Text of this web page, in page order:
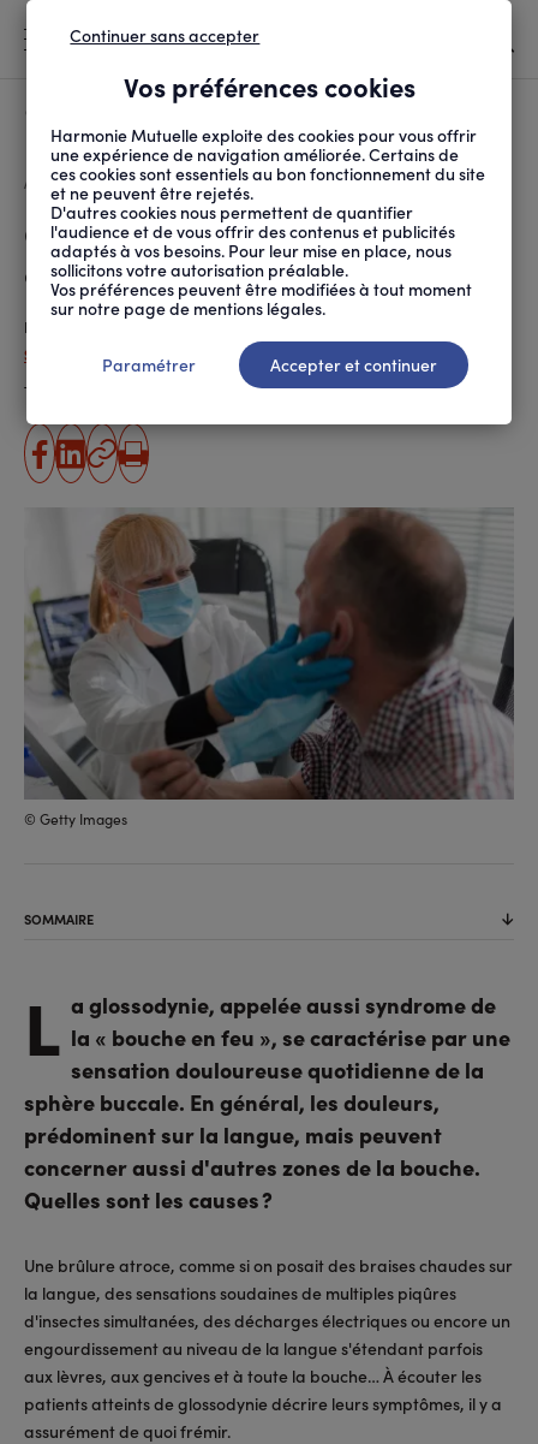
D'ARIANE
ACCUEIL SANTÉ ET SOINS MALADIES ET TRAITEMENTS GLOSSODYNIE : QUAND ...
Glossodynie : quand la bouche
est en feu
Publié le
Sandrine Letellier
Temps de lecture estimé 6 minute(s)
partager
facebook
partager
linkedin
Copier
l'URL
Imprimer
© Getty Images
SOMMAIRE
L a glossodynie, appelée aussi syndrome de
la « bouche en feu », se caractérise par une
sensation douloureuse quotidienne de la
sphère buccale. En général, les douleurs,
prédominent sur la langue, mais peuvent
concerner aussi d'autres zones de la bouche.
Quelles sont les causes ?
Une brûlure atroce, comme si on posait des braises chaudes sur
la langue, des sensations soudaines de multiples piqûres
d'insectes simultanées, des décharges électriques ou encore un
engourdissement au niveau de la langue s'étendant parfois
aux lèvres, aux gencives et à toute la bouche… À écouter les
patients atteints de glossodynie décrire leurs symptômes, il y a
assurément de quoi frémir.
Vos préférences cookies
Harmonie Mutuelle exploite des cookies pour vous offrir
une expérience de navigation améliorée. Certains de
ces cookies sont essentiels au bon fonctionnement du site
et ne peuvent être rejetés.
D'autres cookies nous permettent de quantifier
l'audience et de vous offrir des contenus et publicités
adaptés à vos besoins. Pour leur mise en place, nous
sollicitons votre autorisation préalable.
Vos préférences peuvent être modifiées à tout moment
sur notre page de mentions légales.
Continuer sans accepter
Paramétrer Accepter et continuer